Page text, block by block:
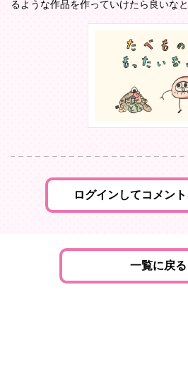
るような作品を作っていけたら良いなと
ログインしてコメン
一覧に戻る